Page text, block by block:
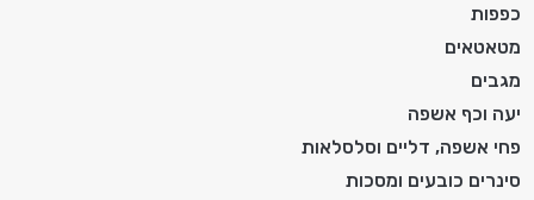
כפפות
מטאטאים
מגבים
יעה וכף אשפה
פחי אשפה, דליים וסלסלאות
סינרים כובעים ומסכות